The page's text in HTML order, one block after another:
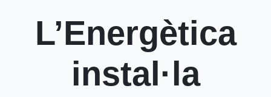
L’Energètica
instal·la